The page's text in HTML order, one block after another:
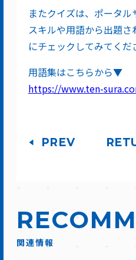
またクイズは、ポータ
スキルや用語から出題
にチェックしてみてくだ
用語集はこちらから▼
https://www.ten-
PREV
関連情報